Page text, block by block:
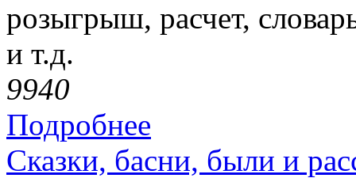
розыгрыш, расчет,
и т.д.
9940
Подробнее
Сказки, басни, были и